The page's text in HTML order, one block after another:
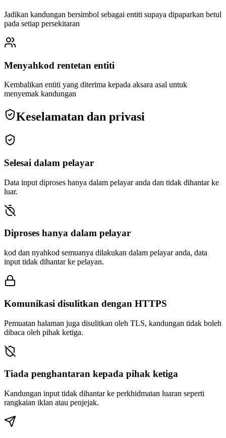
Jadikan kandungan bersimbol sebagai entiti supaya dipaparkan betul
pada setiap persekitaran
Menyahkod rentetan entiti
Kembalikan entiti yang diterima kepada aksara asal untuk
menyemak kandungan
Keselamatan dan privasi
Selesai dalam pelayar
Data input diproses hanya dalam pelayar anda dan tidak dihantar ke
luar.
Diproses hanya dalam pelayar
kod dan nyahkod semuanya dilakukan dalam pelayar anda, data
input tidak dihantar ke pelayan.
Komunikasi disulitkan dengan HTTPS
Pemuatan halaman juga disulitkan oleh TLS, kandungan tidak boleh
dibaca oleh pihak ketiga.
Tiada penghantaran kepada pihak ketiga
Kandungan input tidak dihantar ke perkhidmatan luaran seperti
rangkaian iklan atau penjejak.